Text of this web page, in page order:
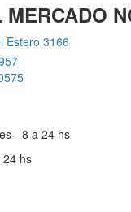
Estero 3166
- 8 a 24 hs
24 hs